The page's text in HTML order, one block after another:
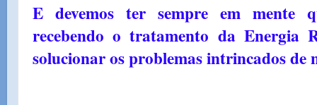
E devemos ter sempre em mente
recebendo o tratamento da Energia
solucionar os problemas intrincados de